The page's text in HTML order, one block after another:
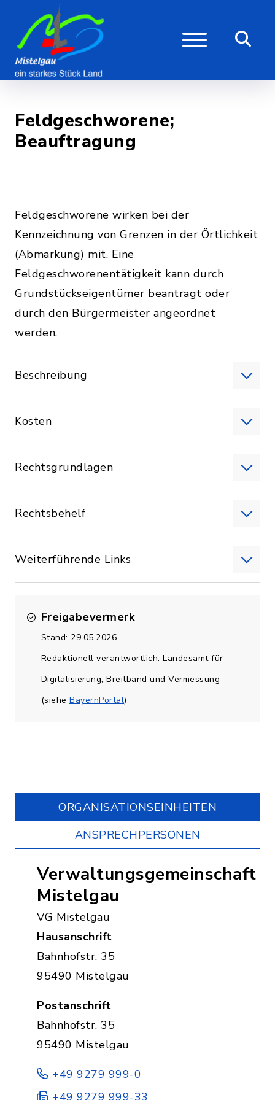
Feldgeschworene;
Beauftragung
Feldgeschworene wirken bei der
Kennzeichnung von Grenzen in der Örtlichkeit
(Abmarkung) mit. Eine
Feldgeschworenentätigkeit kann durch
Grundstückseigentümer beantragt oder
durch den Bürgermeister angeordnet
werden.
Beschreibung
Kosten
Rechtsgrundlagen
Rechtsbehelf
Weiterführende Links
Freigabevermerk
Stand: 29.05.2026
Redaktionell verantwortlich: Landesamt für
Digitalisierung, Breitband und Vermessung
(siehe BayernPortal)
ORGANISATIONS­EINHEITEN
ANSPRECHPERSONEN
Verwaltungsgemeinschaft
Mistelgau
VG Mistelgau
Hausanschrift
Bahnhofstr. 35
95490 Mistelgau
Postanschrift
Bahnhofstr. 35
95490 Mistelgau
+49 9279 999-0
+49 9279 999-33